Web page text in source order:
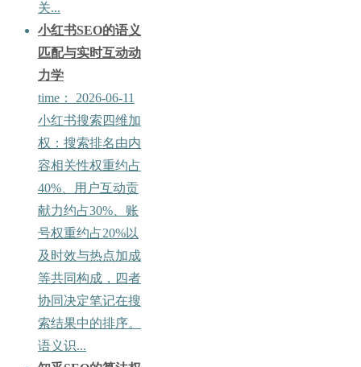
关...
小红书SEO的语义
匹配与实时互动动
力学
time：
2026-06-11
小红书搜索四维加
权：搜索排名由内
容相关性权重约占
40%、用户互动贡
献力约占30%、账
号权重约占20%以
及时效与热点加成
等共同构成，四者
协同决定笔记在搜
索结果中的排序。
语义识...